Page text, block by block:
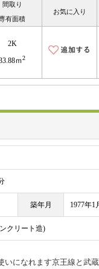
間取り
有面積
お気に入り
2K
ｍ2
築年月 1977年1
クリート造)
になれます京王線と武